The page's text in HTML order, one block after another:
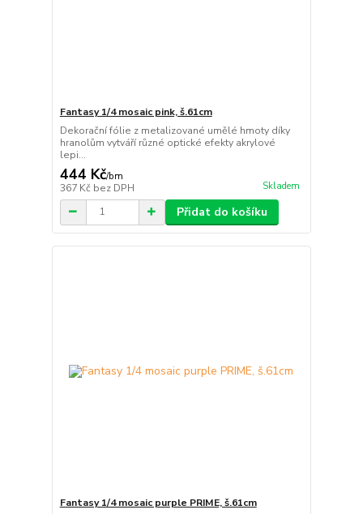
Fantasy 1/4 mosaic pink, š.61cm
Dekorační fólie z metalizované umělé hmoty díky
hranolům vytváří různé optické efekty akrylové
lepi...
444 Kč/bm
367 Kč bez DPH Skladem
Přidat do košíku
Fantasy 1/4 mosaic purple PRIME, š.61cm